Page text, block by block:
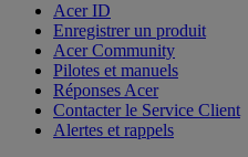
Acer ID
Enregistrer un produit
Acer Community
Pilotes et manuels
Réponses Acer
Contacter le Service Client
Alertes et rappels